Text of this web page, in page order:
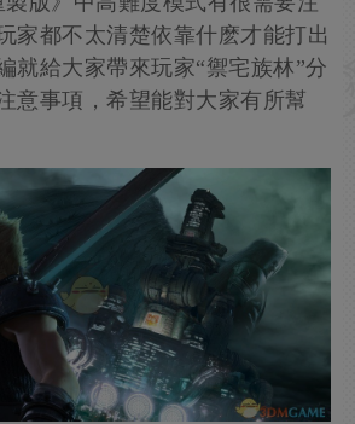
家都不太清楚依靠什麽才能打出
就給大家帶來玩家“禦宅族林”分
意事項，希望能對大家有所幫